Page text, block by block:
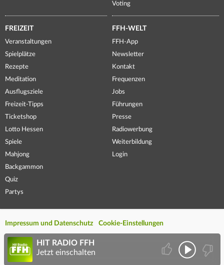
Voting
FREIZEIT
Veranstaltungen
Spielplätze
Rezepte
Meditation
Ausflugsziele
Freizeit-Tipps
Ticketshop
Lotto Hessen
Spiele
Mahjong
Backgammon
Quiz
Partys
FFH-WELT
FFH-App
Newsletter
Kontakt
Frequenzen
Jobs
Führungen
Presse
Radiowerbung
Weiterbildung
Login
Impressum und Datenschutz Cookie-Einstellungen
HIT RADIO FFH
Jetzt einschalten